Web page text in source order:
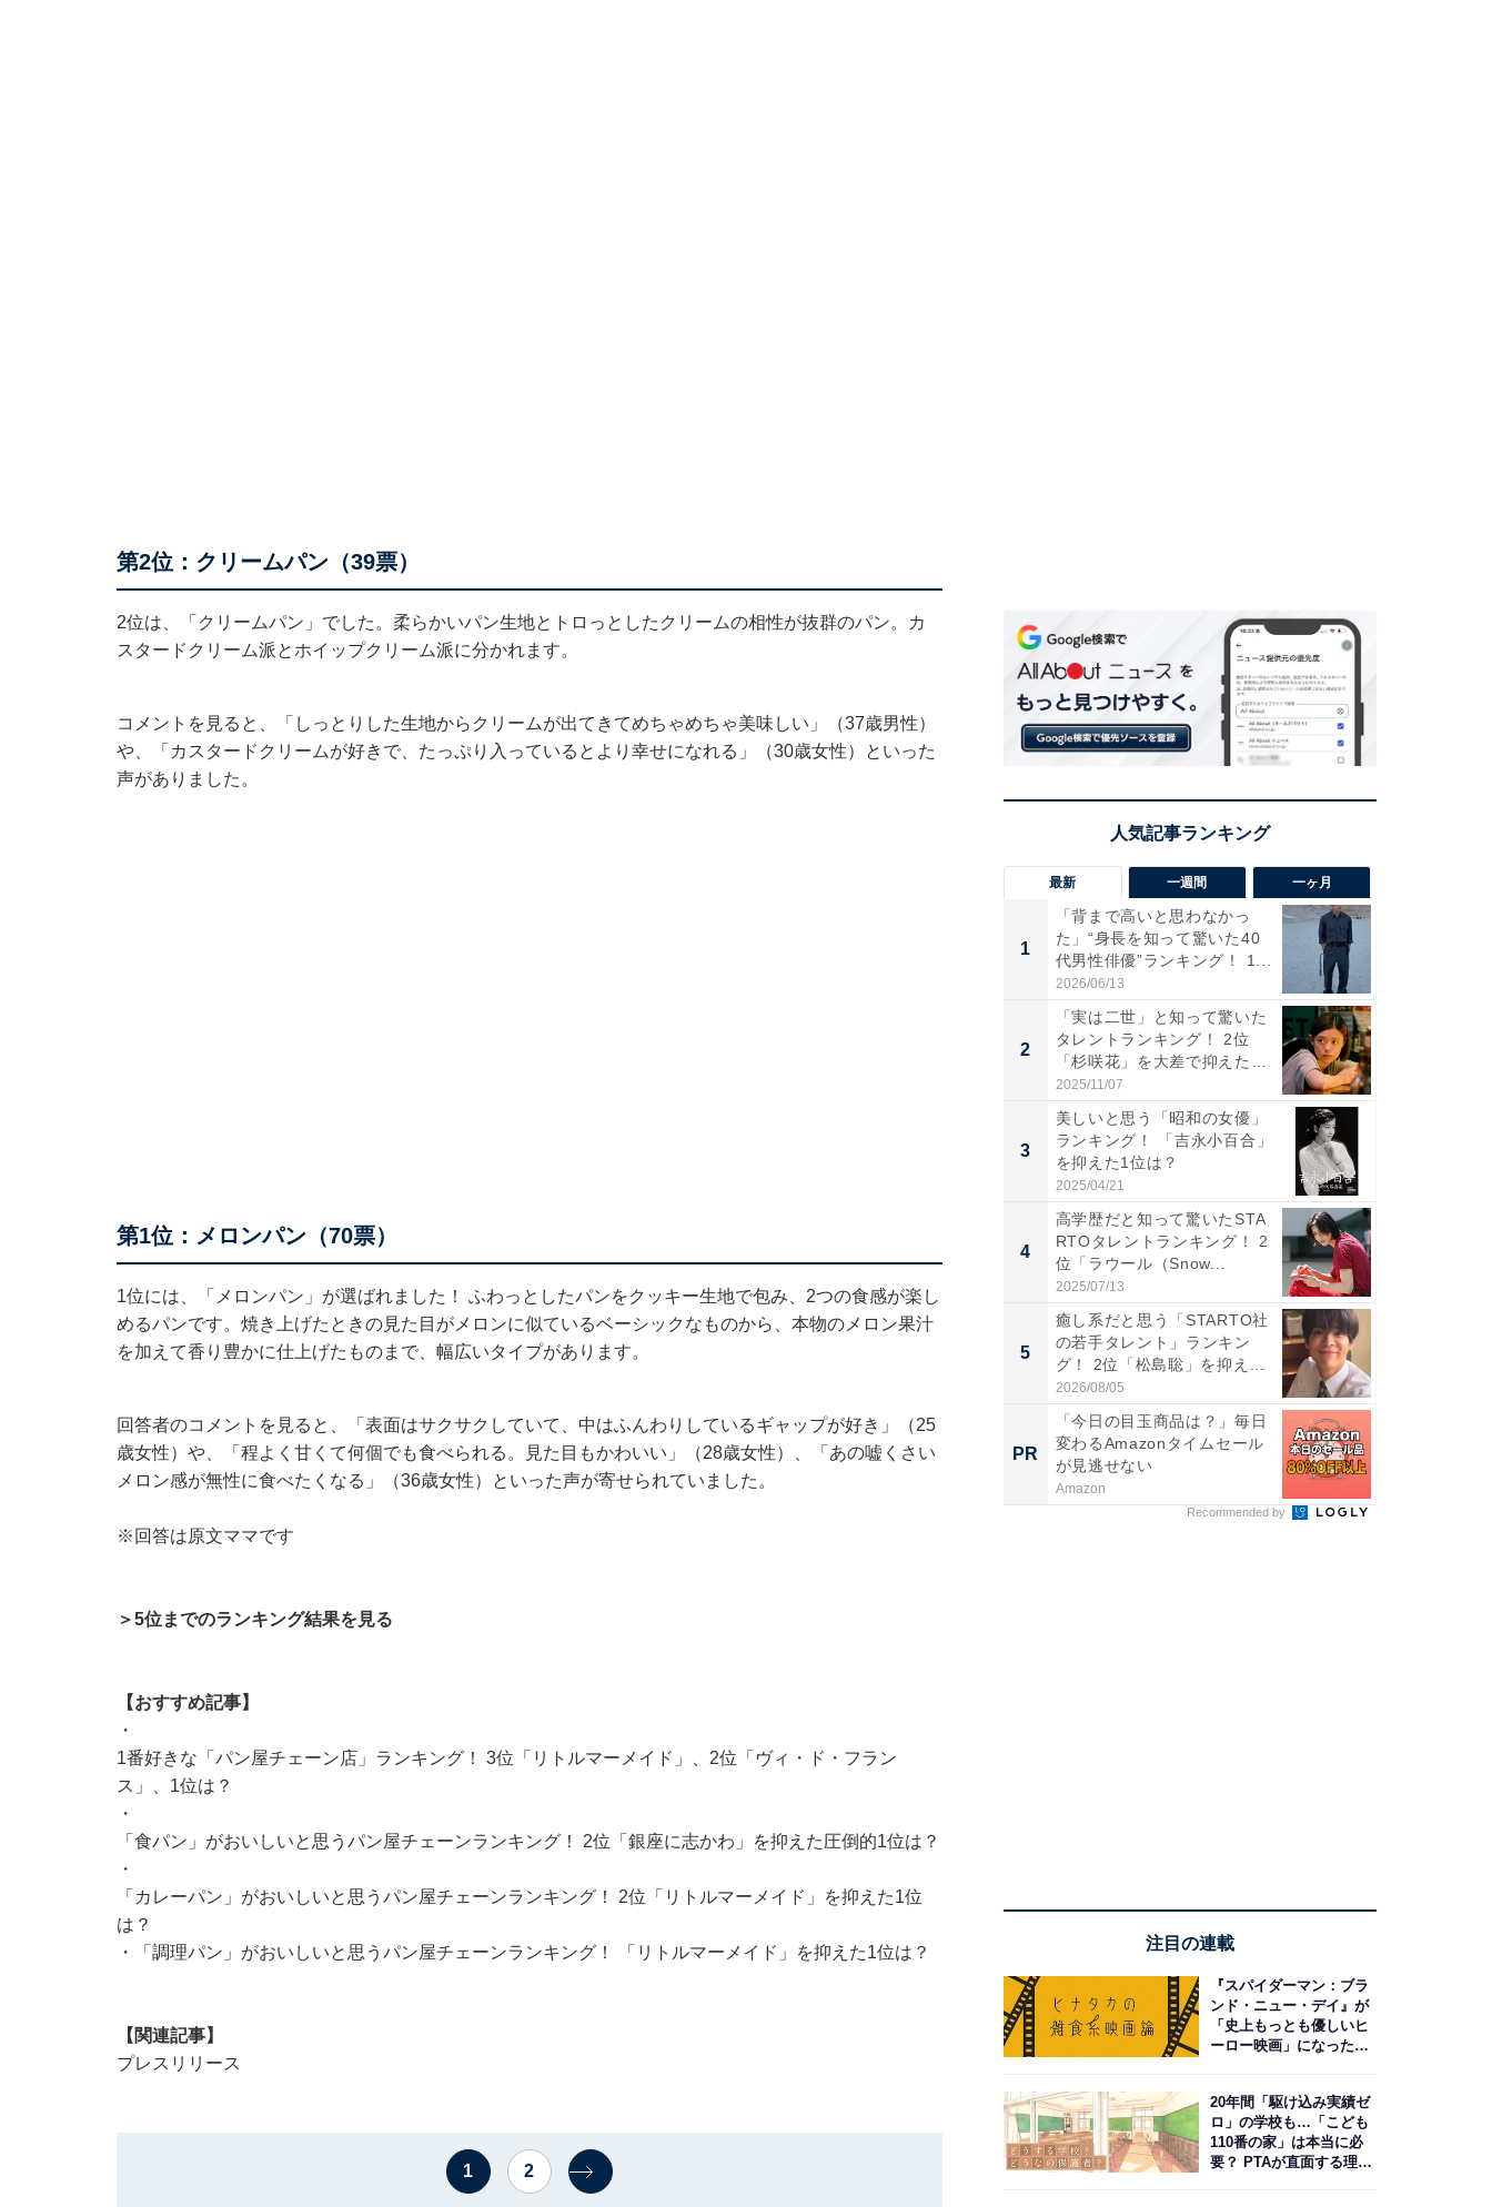
第2位：クリームパン（39票）
2位は、「クリームパン」でした。柔らかいパン生地とトロっとしたクリームの相性が抜群のパン。カ
スタードクリーム派とホイップクリーム派に分かれます。
コメントを見ると、「しっとりした生地からクリームが出てきてめちゃめちゃ美味しい」（37歳男性）
や、「カスタードクリームが好きで、たっぷり入っているとより幸せになれる」（30歳女性）といった
声がありました。
第1位：メロンパン（70票）
1位には、「メロンパン」が選ばれました！ ふわっとしたパンをクッキー生地で包み、2つの食感が楽し
めるパンです。焼き上げたときの見た目がメロンに似ているベーシックなものから、本物のメロン果汁
を加えて香り豊かに仕上げたものまで、幅広いタイプがあります。
回答者のコメントを見ると、「表面はサクサクしていて、中はふんわりしているギャップが好き」（25
歳女性）や、「程よく甘くて何個でも食べられる。見た目もかわいい」（28歳女性）、「あの嘘くさい
メロン感が無性に食べたくなる」（36歳女性）といった声が寄せられていました。
※回答は原文ママです
＞5位までのランキング結果を見る
【おすすめ記事】
・
1番好きな「パン屋チェーン店」ランキング！ 3位「リトルマーメイド」、2位「ヴィ・ド・フラン
ス」、1位は？
・
「食パン」がおいしいと思うパン屋チェーンランキング！ 2位「銀座に志かわ」を抑えた圧倒的1位は？
・
「カレーパン」がおいしいと思うパン屋チェーンランキング！ 2位「リトルマーメイド」を抑えた1位
は？
・
「調理パン」がおいしいと思うパン屋チェーンランキング！ 「リトルマーメイド」を抑えた1位は？
【関連記事】
プレスリリース
1 2
最新 一週間 一ヶ月
1
「背まで高いと思わなかっ
た」“身長を知って驚いた40
代男性俳優”ランキング！ 1...
2026/06/13
2
「実は二世」と知って驚いた
タレントランキング！ 2位
「杉咲花」を大差で抑えた1
位...
2025/11/07
3
美しいと思う「昭和の女優」
ランキング！ 「吉永小百合」
を抑えた1位は？
2025/04/21
4
高学歴だと知って驚いたSTA
RTOタレントランキング！ 2
位「ラウール（Snow...
2025/07/13
5
癒し系だと思う「STARTO社
の若手タレント」ランキン
グ！ 2位「松島聡」を抑え...
2026/08/05
PR
「今日の目玉商品は？」毎日
変わるAmazonタイムセール
が見逃せない
Amazon
Recommended by
注目の連載
『スパイダーマン：ブラ
ンド・ニュー・デイ』が
「史上もっとも優しいヒ
ーロー映画」になった理
20年間「駆け込み実績ゼ
ロ」の学校も…「こども
110番の家」は本当に必
要？ PTAが直面する理想